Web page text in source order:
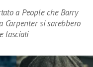
a People che Barry
Carpenter si sarebbero
lasciati